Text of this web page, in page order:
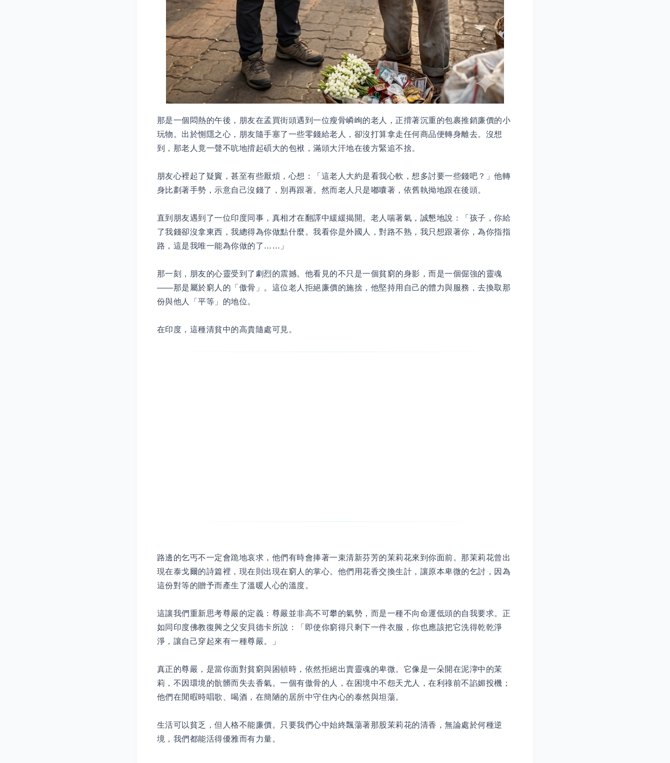
那是一個悶熱的午後，朋友在孟買街頭遇到一位瘦骨嶙峋的老人，正揹著沉重的包裹推銷廉價的小
玩物。出於惻隱之心，朋友隨手塞了一些零錢給老人，卻沒打算拿走任何商品便轉身離去。沒想
到，那老人竟一聲不吭地揹起碩大的包袱，滿頭大汗地在後方緊追不捨。
朋友心裡起了疑竇，甚至有些厭煩，心想：「這老人大約是看我心軟，想多討要一些錢吧？」他轉
身比劃著手勢，示意自己沒錢了，別再跟著。然而老人只是嘟囔著，依舊執拗地跟在後頭。
直到朋友遇到了一位印度同事，真相才在翻譯中緩緩揭開。老人喘著氣，誠懇地說：「孩子，你給
了我錢卻沒拿東西，我總得為你做點什麼。我看你是外國人，對路不熟，我只想跟著你，為你指指
路，這是我唯一能為你做的了……」
那一刻，朋友的心靈受到了劇烈的震撼。他看見的不只是一個貧窮的身影，而是一個倔強的靈魂
——那是屬於窮人的「傲骨」。這位老人拒絕廉價的施捨，他堅持用自己的體力與服務，去換取那
份與他人「平等」的地位。
在印度，這種清貧中的高貴隨處可見。
路邊的乞丐不一定會跪地哀求，他們有時會捧著一束清新芬芳的茉莉花來到你面前。那茉莉花曾出
現在泰戈爾的詩篇裡，現在則出現在窮人的掌心。他們用花香交換生計，讓原本卑微的乞討，因為
這份對等的贈予而產生了溫暖人心的溫度。
這讓我們重新思考尊嚴的定義：尊嚴並非高不可攀的氣勢，而是一種不向命運低頭的自我要求。正
如同印度佛教復興之父安貝德卡所說：「即使你窮得只剩下一件衣服，你也應該把它洗得乾乾淨
淨，讓自己穿起來有一種尊嚴。」
真正的尊嚴，是當你面對貧窮與困頓時，依然拒絕出賣靈魂的卑微。它像是一朵開在泥濘中的茉
莉，不因環境的骯髒而失去香氣。一個有傲骨的人，在困境中不怨天尤人，在利祿前不諂媚投機；
他們在閒暇時唱歌、喝酒，在簡陋的居所中守住內心的泰然與坦蕩。
生活可以貧乏，但人格不能廉價。只要我們心中始終飄蕩著那股茉莉花的清香，無論處於何種逆
境，我們都能活得優雅而有力量。